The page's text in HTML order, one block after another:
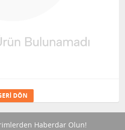
DÖN
Haberdar Olun!